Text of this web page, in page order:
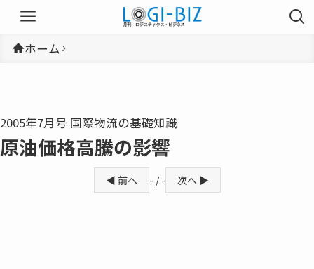
ホーム
2005年7月号 国際物流の基礎知識
原油価格高騰の影響
◀ 前へ - / - 次へ ▶